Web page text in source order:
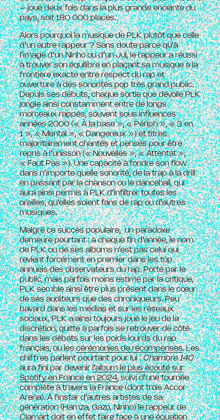
– joué deux fois dans la plus grande enceinte du
pays, soit 180 000 places.
Alors pourquoi la musique de PLK plutôt que celle
d’un autre rappeur ? Sans doute parce qu’à
l’image d’un Ninho ou d’un Jul, le rappeur a réussi
à trouver son équilibre en plaçant sa musique à la
frontière exacte entre respect du rap et
ouverture à des sonorités pop très grand public.
Depuis ses débuts, chaque sortie que dévoile PLK
jongle ainsi constamment entre de longs
morceaux rappés, souvent sous influences
années 2000 (« À la base », « Périph », « 3 en
1 », « Mental », « Dangereux ») et titres
majoritairement chantés et pensés pour être
repris à l’unisson (« Nouvelles », « Attentat »,
« Faut Pas »). Une capacité à fondre son flow
dans n’importe quelle sonorité, de la trap à la drill
en passant par la chanson ou le dancehall, qui
aura ainsi permis à PLK d’infiltrer toutes les
oreilles, qu’elles soient fans de rap ou d’autres
musiques.
Malgré ce succès populaire, un paradoxe
demeure pourtant : à chaque fin d’année, le nom
de PLK ou de ses albums n’est pas celui qui
revient forcément en premier dans les top
annuels des observateurs du rap. Porté par le
public, mais parfois moins estimé par la critique,
PLK semble ainsi être plus présent dans le cœur
de ses auditeurs que des chroniqueurs. Peu
bavard dans les médias et sur les réseaux
sociaux, PLK a ainsi toujours joué le jeu de la
discrétion, quitte à parfois se retrouver de côté
dans les débats sur les poids lourds du rap
français, ou lescérémonies de récompenses. Les
chiffres parlent pourtant pour lui :Chambre 140
aura fini par devenirl’album le plus écouté sur
Spotify en France en 2024, suivi d’une tournée
complète à travers la France (dont trois Accor
Arena). À l’instar d’autres artistes de sa
génération (Hamza, Gazo, Ninho) le rappeur de
Clamart doit en effet faire face à une équation